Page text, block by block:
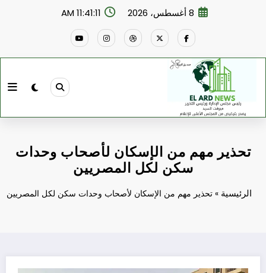
8 أغسطس، 2026 11:41:12 AM
تحذير مهم من الإسكان لأصحاب وحدات
سكن لكل المصريين
الرئيسية »تحذير مهم من الإسكان لأصحاب وحدات سكن لكل المصريين